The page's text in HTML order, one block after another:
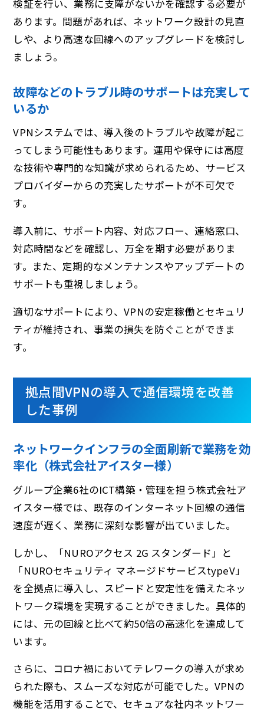
検証を行い、業務に支障がないかを確認する必要が
あります。問題があれば、ネットワーク設計の見直
しや、より高速な回線へのアップグレードを検討し
ましょう。
故障などのトラブル時のサポートは充実して
いるか
VPNシステムでは、導入後のトラブルや故障が起こ
ってしまう可能性もあります。運用や保守には高度
な技術や専門的な知識が求められるため、サービス
プロバイダーからの充実したサポートが不可欠で
す。
導入前に、サポート内容、対応フロー、連絡窓口、
対応時間などを確認し、万全を期す必要がありま
す。また、定期的なメンテナンスやアップデートの
サポートも重視しましょう。
適切なサポートにより、VPNの安定稼働とセキュリ
ティが維持され、事業の損失を防ぐことができま
す。
拠点間VPNの導入で通信環境を改善
した事例
ネットワークインフラの全面刷新で業務を効
率化（株式会社アイスター様）
グループ企業6社のICT構築・管理を担う株式会社ア
イスター様では、既存のインターネット回線の通信
速度が遅く、業務に深刻な影響が出ていました。
しかし、「NUROアクセス 2G スタンダード」と
「NUROセキュリティ マネージドサービスtypeV」
を全拠点に導入し、スピードと安定性を備えたネッ
トワーク環境を実現することができました。具体的
には、元の回線と比べて約50倍の高速化を達成して
います。
さらに、コロナ禍においてテレワークの導入が求め
られた際も、スムーズな対応が可能でした。VPNの
機能を活用することで、セキュアな社内ネットワー